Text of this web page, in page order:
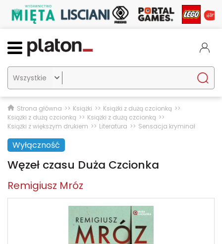

Strona główna Książki
Książki z dużą czcionką
Książki z dużą czcionką
Książki z dużą czcionką
Książki z większym drukiem
Literatura Sensacja kryminał
Wyłączność
Węzeł czasu Duża Czcionka
Remigiusz Mróz